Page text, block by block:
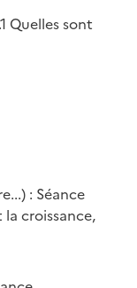
Quelles sont
: Séance
croissance,